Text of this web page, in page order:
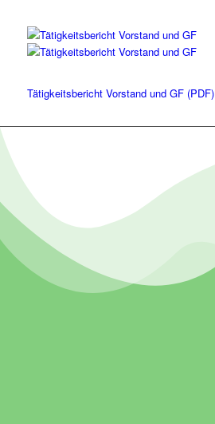
Tätigkeitsbericht Vorstand und GF (PDF)